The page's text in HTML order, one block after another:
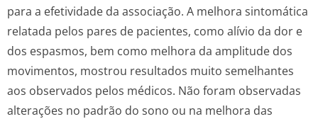
para a efetividade da associação. A melhora sintomática
relatada pelos pares de pacientes, como alívio da dor e
dos espasmos, bem como melhora da amplitude dos
movimentos, mostrou resultados muito semelhantes
aos observados pelos médicos. Não foram observadas
alterações no padrão do sono ou na melhora das